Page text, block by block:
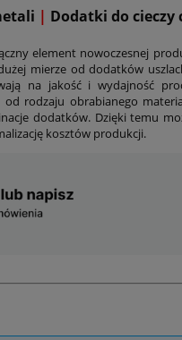
| Dodatki do cieczy
element nowoczesnej
mierze od dodatków
na jakość i wydajność
rodzaju obrabianego
dodatków. Dzięki temu
kosztów produkcji.